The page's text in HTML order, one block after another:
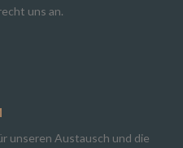
uns an.
unseren Austausch und die